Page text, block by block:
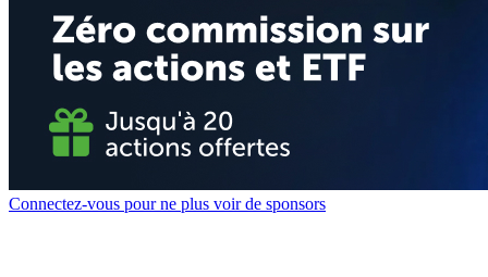
Connectez-vous pour ne plus voir de sponsors